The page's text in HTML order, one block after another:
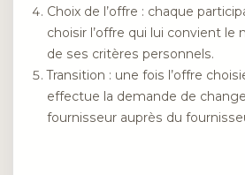
Choix de l’offre : chaque
choisir l’offre qui lui convient le
de ses critères personnels.
Transition : une fois l’offre
effectue la demande de
fournisseur auprès du